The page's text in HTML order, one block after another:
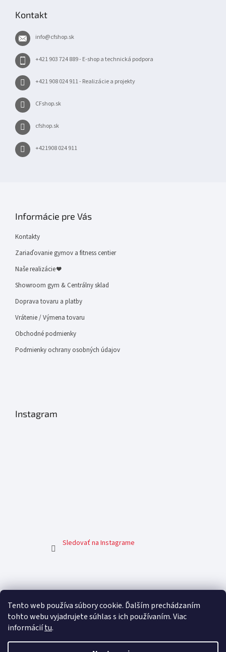
Tento web používa súbory cookie. Ďalším prechádzaním
tohto webu vyjadrujete súhlas s ich používaním. Viac
informáciítu.
Kontakt
info@cfshop.sk
+421 903 724 889 - E-shop a technická podpora
+421 908 024 911 - Realizácie a projekty
CFshop.sk
cfshop.sk
+421908 024 911
Informácie pre Vás
Kontakty
Zariaďovanie gymov a fitness centier
Naše realizácie ❤
Showroom gym & Centrálny sklad
Doprava tovaru a platby
Vrátenie / Výmena tovaru
Obchodné podmienky
Podmienky ochrany osobných údajov
Instagram
Sledovať na Instagrame
Facebook